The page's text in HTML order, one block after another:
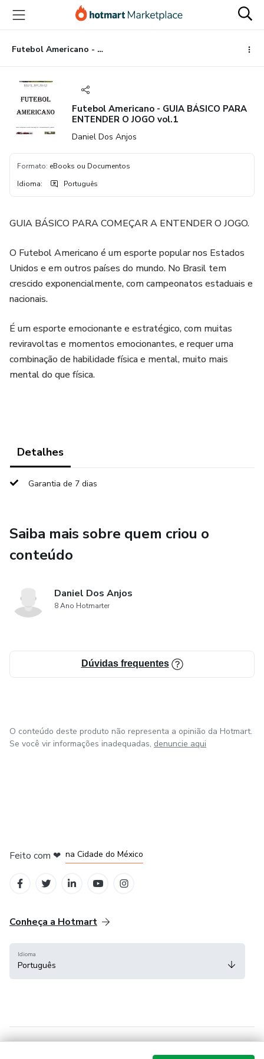
para
conteúdo
principal
para
pagamento
para
rodapé
Futebol Americano - GUIA BÁSICO PARA ENTENDER O JOGO vol.1
Futebol Americano - GUIA BÁSICO PARA
ENTENDER O JOGO vol.1
Daniel Dos Anjos
Formato: eBooks ou Documentos
Idioma: Português
GUIA BÁSICO PARA COMEÇAR A ENTENDER O JOGO.
O Futebol Americano é um esporte popular nos Estados
Unidos e em outros países do mundo. No Brasil tem
crescido exponencialmente, com campeonatos estaduais e
nacionais.
É um esporte emocionante e estratégico, com muitas
reviravoltas e momentos emocionantes, e requer uma
combinação de habilidade física e mental, muito mais
mental do que física.
Detalhes
Garantia de 7 dias
Saiba mais sobre quem criou o
conteúdo
Daniel Dos Anjos
8 Ano Hotmarter
Dúvidas frequentes
O conteúdo deste produto não representa a opinião da Hotmart.
Se você vir informações inadequadas, denuncie aqui
Feito com ❤ na Cidade do México
Conheça a Hotmart
Idioma
Português